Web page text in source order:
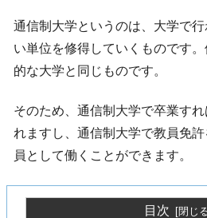
通信制大学というのは、大学で
い単位を修得していくものです
的な大学と同じものです。
そのため、通信制大学で卒業す
れますし、通信制大学で教員免
員として働くことができます。
目次